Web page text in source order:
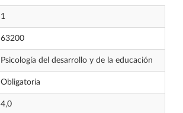
1
63200
Psicología del desarrollo y de la educación
Obligatoria
4,0